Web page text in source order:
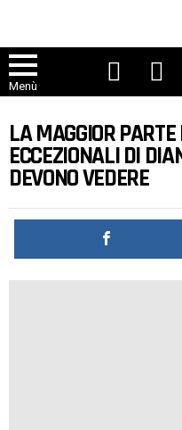
Menù
LA MAGGIOR
ECCEZIONALI DI
DEVONO VEDERE